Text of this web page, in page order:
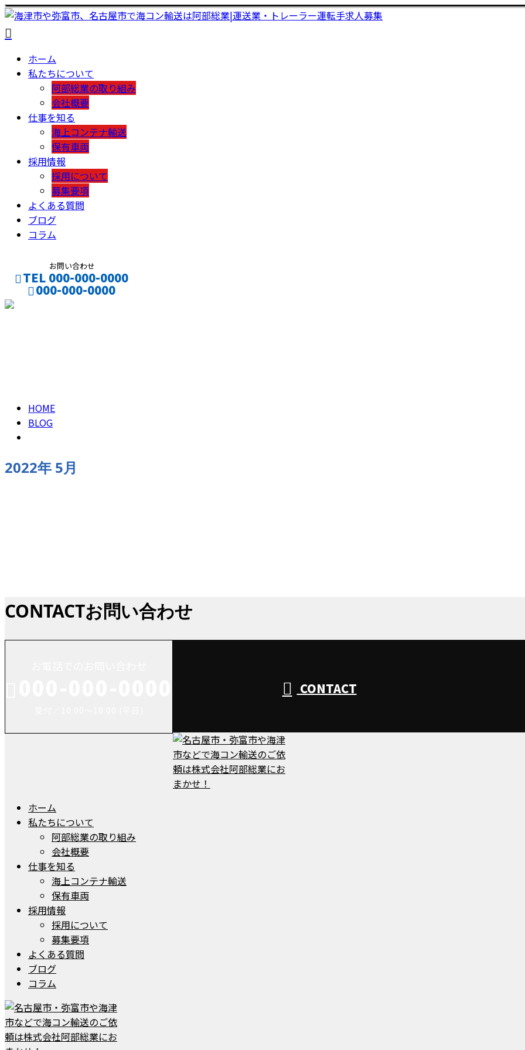
ホーム
私たちについて
阿部総業の取り組み
会社概要
仕事を知る
海上コンテナ輸送
保有車両
採用情報
採用について
募集要項
よくある質問
ブログ
コラム
お問い合わせ
TEL 000-000-0000
000-000-0000
HOME
BLOG
2022年 5月
CONTACTお問い合わせ
CONTACT
ホーム
私たちについて
阿部総業の取り組み
会社概要
仕事を知る
海上コンテナ輸送
保有車両
採用情報
採用について
募集要項
よくある質問
ブログ
コラム